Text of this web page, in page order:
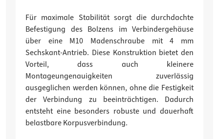
Für maximale Stabilität sorgt die durchdachte
Befestigung des Bolzens im Verbindergehäuse
über eine M10 Madenschraube mit 4 mm
Sechskant-Antrieb. Diese Konstruktion bietet den
Vorteil, dass auch kleinere
Montageungenauigkeiten zuverlässig
ausgeglichen werden können, ohne die Festigkeit
der Verbindung zu beeinträchtigen. Dadurch
entsteht eine besonders robuste und dauerhaft
belastbare Korpusverbindung.